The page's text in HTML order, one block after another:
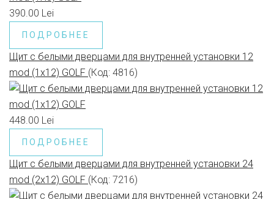
390.00 Lei
ПОДРОБНЕЕ
Щит с белыми дверцами для внутренней установки 12
mod (1x12) GOLF (Код: 4816)
448.00 Lei
ПОДРОБНЕЕ
Щит с белыми дверцами для внутренней установки 24
mod (2x12) GOLF (Код: 7216)